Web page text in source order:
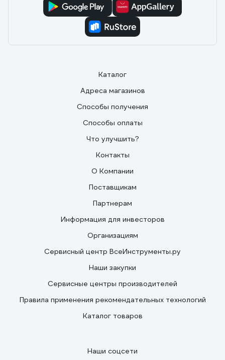
Каталог
Адреса магазинов
Способы получения
Способы оплаты
Что улучшить?
Контакты
О Компании
Поставщикам
Партнерам
Информация для инвесторов
Организациям
Сервисный центр ВсеИнструменты.ру
Наши закупки
Сервисные центры производителей
Правила применения рекомендательных технологий
Каталог товаров
Наши соцсети